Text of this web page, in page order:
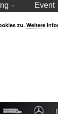
Event
zu. Weitere